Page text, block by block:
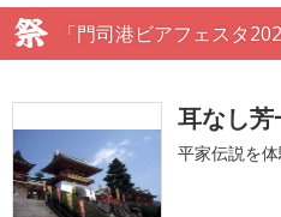
「門司港ビアフェスタ
耳なし芳
平家伝説を